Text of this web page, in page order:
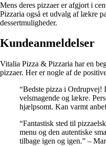
Mens deres pizzaer er afgjort i
Pizzaria også et udvalg af lækre
dessertmuligheder.
Kundeanmeldelser
Vitalia Pizza & Pizzaria har en
pizzaer. Her er nogle af de
“Bedste pizza i Ordrupvej!
velsmagende og lækre.
hjælpsomt. Kan varmt
“Fantastisk sted til
menu og den autentiske
tilbage igen og igen.” –